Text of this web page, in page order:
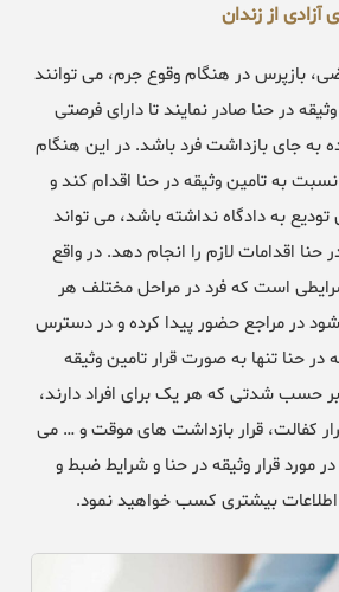
آزادی از زندان
بازپرس در هنگام وقوع جرم، می توانند
در حنا صادر نمایند تا دارای فرصتی
به جای بازداشت فرد باشد. در این هنگام
به تامین وثیقه در حنا اقدام کند و
به دادگاه نداشته باشد، می تواند
حنا اقدامات لازم را انجام دهد. در واقع
است که فرد در مراحل مختلف هر
در مراجع حضور پیدا کرده و در دسترس
در حنا تنها به صورت قرار تامین وثیقه
حسب شدتی که هر یک برای افراد دارند،
کفالت، قرار بازداشت های موقت و … می
مورد قرار وثیقه در حنا و شرایط ضبط و
اطلاعات بیشتری کسب خواهید نمود.